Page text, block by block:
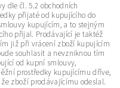
dle čl. 5.2 obchodních
přijaté od kupujícího do
kupujícím, a to stejným
přijal. Prodávající je taktéž
již při vrácení zboží kupujícím
souhlasit a nevzniknou tím
od kupní smlouvy,
prostředky kupujícímu dříve,
zboží prodávajícímu odeslal.